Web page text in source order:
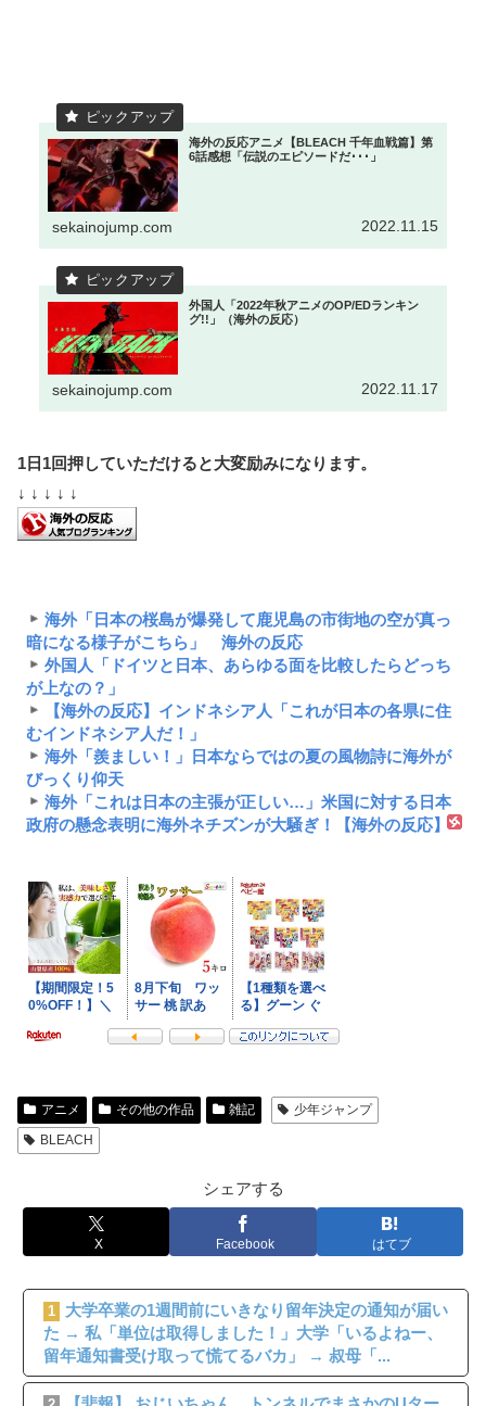
海外の反応アニメ【BLEACH 千年血戦篇】第
6話感想「伝説のエピソードだ･･･」
sekainojump.com 2022.11.15
外国人「2022年秋アニメのOP/EDランキン
グ!!」（海外の反応）
sekainojump.com 2022.11.17
1日1回押していただけると大変励みになります。
↓ ↓ ↓ ↓ ↓
海外「日本の桜島が爆発して鹿児島の市街地の空が真っ
暗になる様子がこちら」 海外の反応
外国人「ドイツと日本、あらゆる面を比較したらどっち
が上なの？」
【海外の反応】インドネシア人「これが日本の各県に住
むインドネシア人だ！」
海外「羨ましい！」日本ならではの夏の風物詩に海外が
びっくり仰天
海外「これは日本の主張が正しい…」米国に対する日本
政府の懸念表明に海外ネチズンが大騒ぎ！【海外の反応】
アニメ その他の作品 雑記
少年ジャンプ
BLEACH
シェアする
X Facebook はてブ
1
大学卒業の1週間前にいきなり留年決定の通知が届い
た → 私「単位は取得しました！」大学「いるよねー、
留年通知書受け取って慌てるバカ」 → 叔母「...